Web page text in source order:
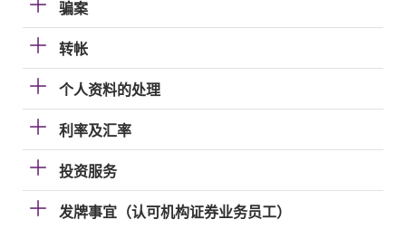
骗案
转帐
个人资料的处理
利率及汇率
投资服务
发牌事宜（认可机构证券业务员工）